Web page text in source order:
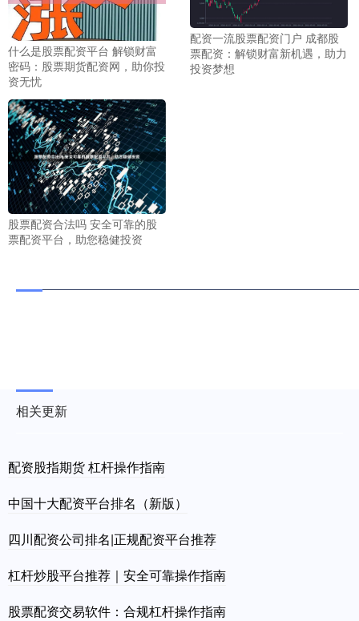
什么是股票配资平台 解锁财富
密码：股票期货配资网，助你投
资无忧
配资一流股票配资门户 成都股
票配资：解锁财富新机遇，助力
投资梦想
股票配资合法吗 安全可靠的股
票配资平台，助您稳健投资
相关更新
配资股指期货 杠杆操作指南
中国十大配资平台排名（新版）
四川配资公司排名|正规配资平台推荐
杠杆炒股平台推荐｜安全可靠操作指南
股票配资交易软件：合规杠杆操作指南